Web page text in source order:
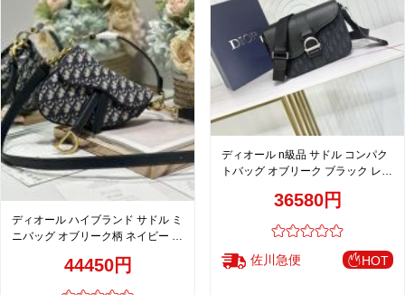
ディオール ハイブランド サドル ミ
ニバッグ オブリーク柄 ネイビー ゴ
44450円
ディオール n級品 サドル コンパク
トバッグ オブリーク ブラック レデ
36580円
佐川急便 HOT